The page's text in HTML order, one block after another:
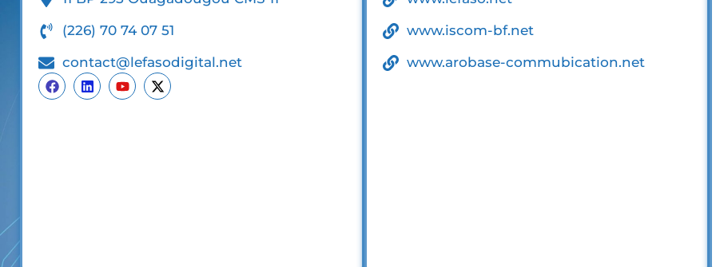
(226) 70 74 07 51
contact@lefasodigital.net
www.iscom-bf.net
www.arobase-commubication.net